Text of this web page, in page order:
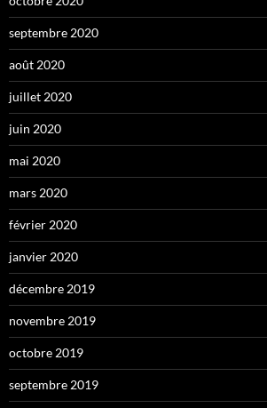
septembre 2020
août 2020
juillet 2020
juin 2020
mai 2020
mars 2020
février 2020
janvier 2020
décembre 2019
novembre 2019
octobre 2019
septembre 2019